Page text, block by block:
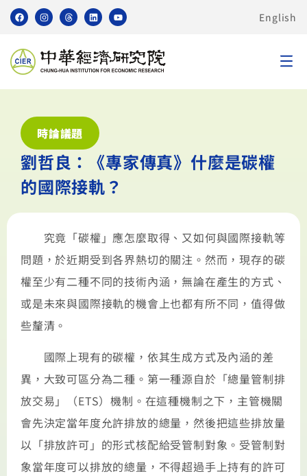
English
時論議題
劉哲良：《專家傳真》什麼是碳權
的國際接軌？
究竟「碳權」應怎麼取得、又如何與國際接軌等
問題，於近期受到各界熱切的關注。然而，現存的碳
權至少有二種不同的技術內涵，無論在產生的方式、
或是未來與國際接軌的機會上也都有所不同，值得做
些釐清。
國際上現有的碳權，依其生成方式及內涵的差
異，大致可區分為二種。第一種源自於「總量管制排
放交易」（ETS）機制。在這種機制之下，主管機關
會先決定當年度允許排放的總量，然後把這些排放量
以「排放許可」的形式核配給受管制對象。受管制對
象當年度可以排放的總量，不得超過手上持有的許可